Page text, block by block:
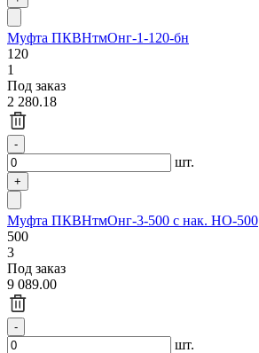
Муфта ПКВНтмОнг-1-120-бн
120
1
Под заказ
2 280.18
шт.
Муфта ПКВНтмОнг-3-500 с нак. НО-500
500
3
Под заказ
9 089.00
шт.